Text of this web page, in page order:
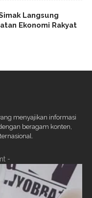
Langsung
Ekonomi Rakyat
menyajikan informasi
beragam konten,
-